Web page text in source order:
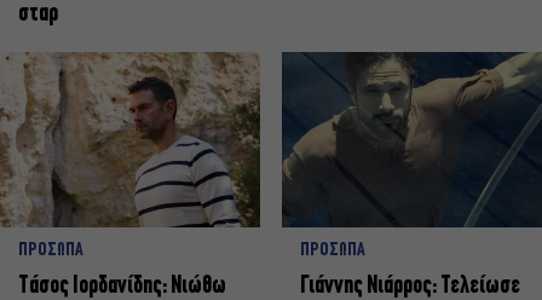
σταρ
ΠΡΟΣΩΠΑ
Tάσος Ιορδανίδης: Νιώθω
ΠΡΟΣΩΠΑ
Γιάννης Νιάρρος: Τελείωσε